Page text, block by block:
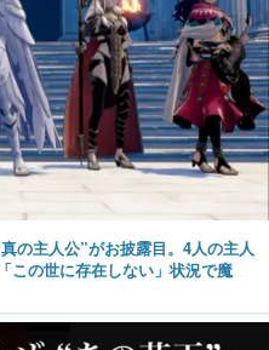
の主人公”がお披露目。4人の主人
この世に存在しない」状況で魔